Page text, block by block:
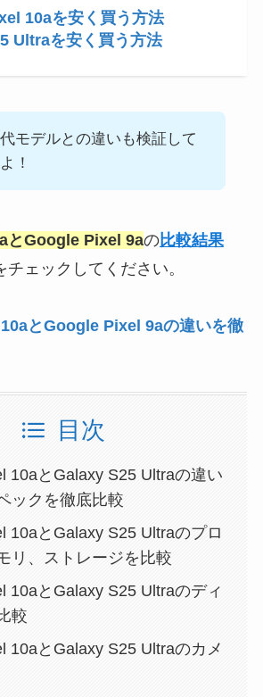
10aを安く買う方法
Ultraを安く買う方法
モデルとの違いも検証して
！
とGoogle Pixel 9aの比較結果
ェックしてください。
とGoogle Pixel 9aの違いを徹
目次
10aとGalaxy S25 Ultraの違い
ックを徹底比較
10aとGalaxy S25 Ultraのプロ
リ、ストレージを比較
10aとGalaxy S25 Ultraのディ
較
10aとGalaxy S25 Ultraのカメ